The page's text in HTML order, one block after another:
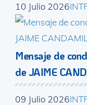
10 Julio 2026
Mensaje de
de JAIME
09 Julio 2026